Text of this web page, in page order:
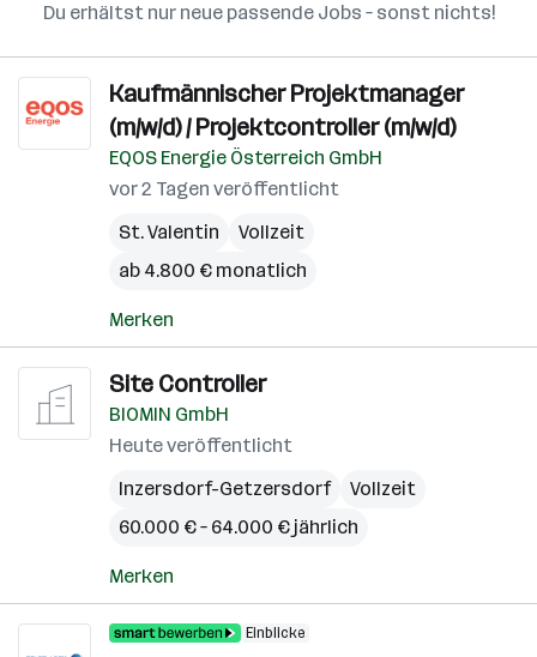
Du erhältst nur neue passende Jobs – sonst nichts!
Kaufmännischer Projektmanager
(m/w/d) / Projektcontroller (m/w/d)
EQOS Energie Österreich GmbH
vor 2 Tagen veröffentlicht
St. Valentin
Vollzeit
ab 4.800 € monatlich
Merken
Site Controller
BIOMIN GmbH
Heute veröffentlicht
Inzersdorf-Getzersdorf
Vollzeit
60.000 € – 64.000 € jährlich
Merken
Einblicke